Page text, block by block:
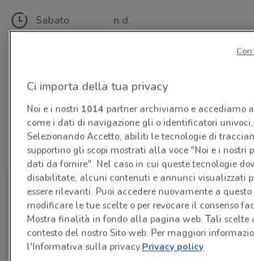
Sabato n.d.
Domenica n.d.
Opera Diocesana Pellegrinaggi
Tutte le promozioni di questo negozio
Ci importa della tua privacy
Noi e i nostri 1014partner archiviamo e accediamo
come i dati di navigazione gli o identificatori
Selezionando Accetto, abiliti le tecnologie di
supportino gli scopi mostrati alla voce "Noi e i nostri
dati da fornire". Nel caso in cui queste tecnologie
disabilitate, alcuni contenuti e annunci visualizzati
essere rilevanti. Puoi accedere nuovamente a
modificare le tue scelte o per revocare il consenso
Mostra finalità in fondo alla pagina web. Tali scelte
contesto del nostro Sito web. Per maggiori
l'Informativa sulla privacy.Privacy policy